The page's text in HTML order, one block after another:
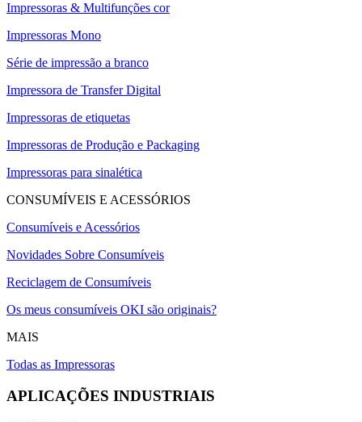
Impressoras & Multifunções cor
Impressoras Mono
Série de impressão a branco
Impressora de Transfer Digital
Impressoras de etiquetas
Impressoras de Produção e Packaging
Impressoras para sinalética
CONSUMÍVEIS E ACESSÓRIOS
Consumíveis e Acessórios
Novidades Sobre Consumíveis
Reciclagem de Consumíveis
Os meus consumíveis OKI são originais?
MAIS
Todas as Impressoras
APLICAÇÕES INDUSTRIAIS